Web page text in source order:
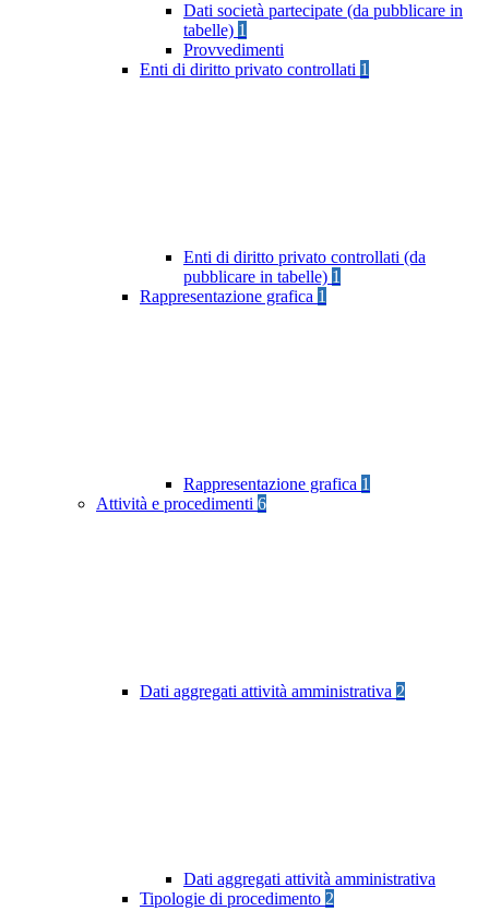
Dati società partecipate (da pubblicare in
tabelle) 1
Provvedimenti
Enti di diritto privato controllati 1
Enti di diritto privato controllati (da
pubblicare in tabelle) 1
Rappresentazione grafica 1
Rappresentazione grafica 1
Attività e procedimenti 6
Dati aggregati attività amministrativa 2
Dati aggregati attività amministrativa
Tipologie di procedimento 2